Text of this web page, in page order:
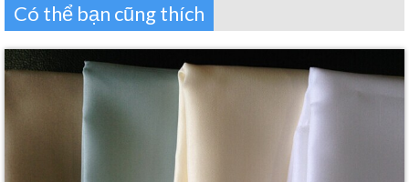
Có thể bạn cũng thích